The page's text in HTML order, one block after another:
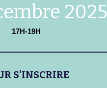
2025
17H-19H
S'INSCRIRE